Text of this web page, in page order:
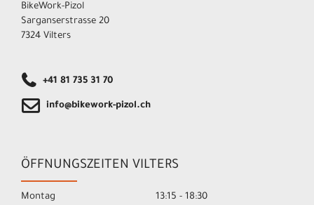
BikeWork-Pizol
Sarganserstrasse 20
7324 Vilters
+41 81 735 31 70
info@bikework-pizol.ch
ÖFFNUNGSZEITEN VILTERS
Montag
13:15 - 18:30